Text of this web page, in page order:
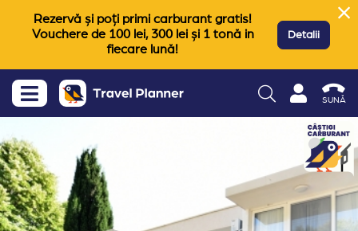
Rezervă și poți primi carburant gratis!
Vouchere de 100 lei, 300 lei și 1 tonă in
fiecare lună!
Detalii
SUNĂ